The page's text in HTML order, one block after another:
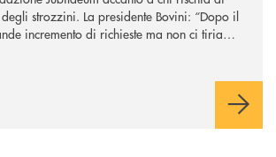
strozzini. La presidente Bovini: “Dopo il
incremento di richieste ma non ci tiriamo